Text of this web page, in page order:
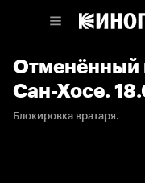
Отменённый
Сан-Хосе.
Блокировка вратаря.